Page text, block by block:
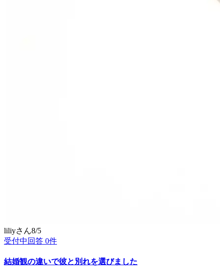
liliyさん8/5
受付中 回答 0件
結婚観の違いで彼と別れを選びました